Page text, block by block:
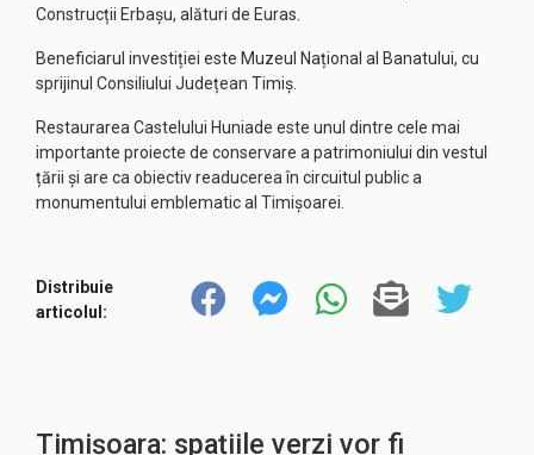
Construcții Erbașu, alături de Euras.
Beneficiarul investiției este Muzeul Național al Banatului, cu
sprijinul Consiliului Județean Timiș.
Restaurarea Castelului Huniade este unul dintre cele mai
importante proiecte de conservare a patrimoniului din vestul
țării și are ca obiectiv readucerea în circuitul public a
monumentului emblematic al Timișoarei.
Distribuie
articolul:
Timișoara: spațiile verzi vor fi